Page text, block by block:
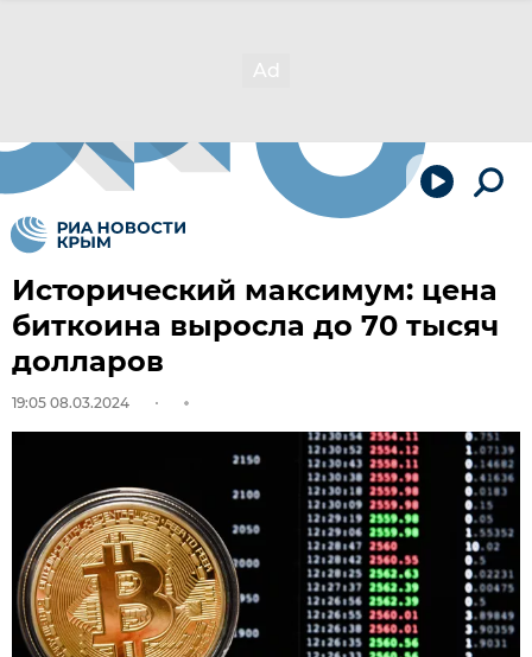
Исторический максимум: цена
биткоина выросла до 70 тысяч
долларов
19:05 08.03.2024